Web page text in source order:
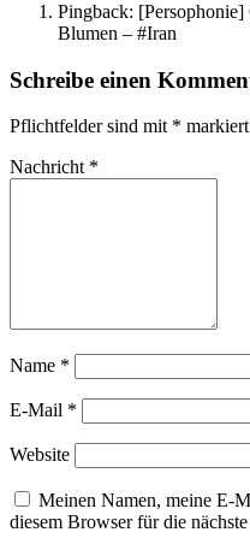
Pingback: [Persophonie]
Blumen – #Iran
Schreibe einen
Pflichtfelder sind mit *
Nachricht *
Name *
E-Mail *
Website
Meinen Namen, meine E-
diesem Browser für die